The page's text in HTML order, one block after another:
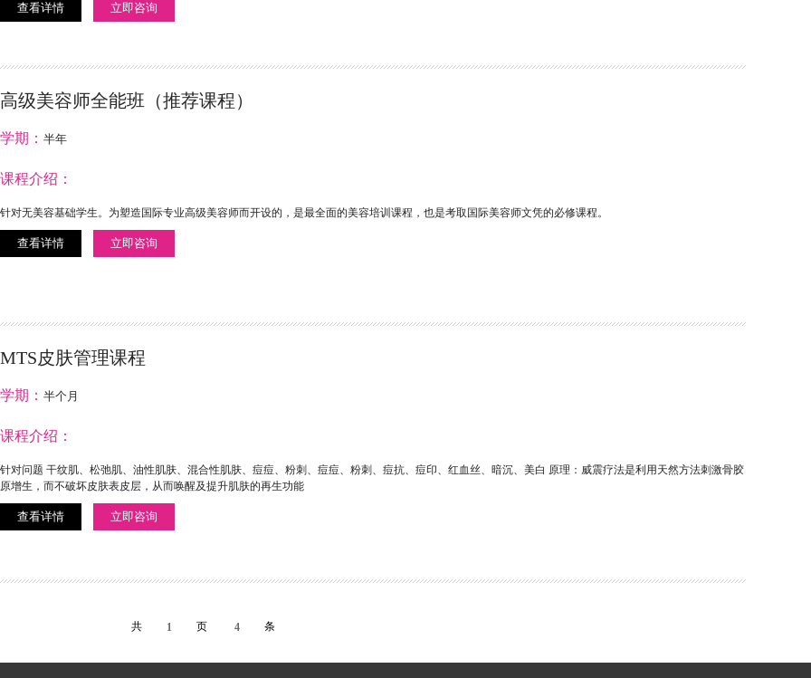
查看详情 立即咨询
高级美容师全能班（推荐课程）
学期： 半年
课程介绍：
针对无美容基础学生。为塑造国际专业高级美容师而开设的，是最全面的美容培训课程，也是考取国际美容师文凭的必修课程。
查看详情 立即咨询
MTS皮肤管理课程
学期： 半个月
课程介绍：
针对问题 干纹肌、松弛肌、油性肌肤、混合性肌肤、痘痘、粉刺、痘痘、粉刺、痘抗、痘印、红血丝、暗沉、美白 原理：威震疗法是利用天然方法刺激骨胶
原增生，而不破坏皮肤表皮层，从而唤醒及提升肌肤的再生功能
查看详情 立即咨询
共 1 页 4 条